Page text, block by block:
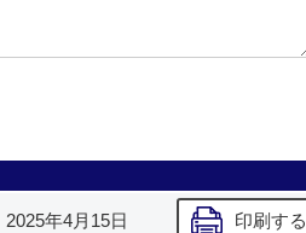
2025年4月15日 印刷する